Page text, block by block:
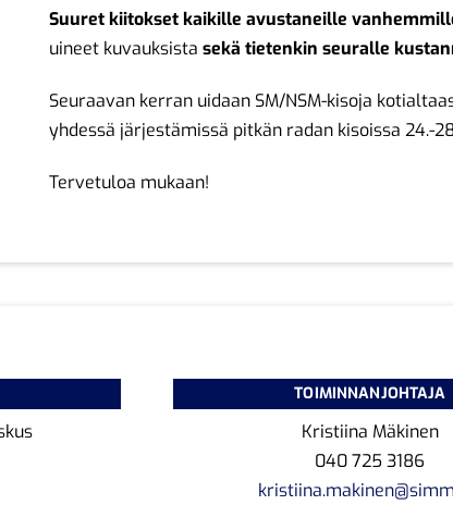
Suuret kiitokset kaikille avustaneille
uineet kuvauksistasekä tietenkin seuralle
Seuraavan kerran uidaan SM/NSM-kisoja
yhdessä järjestämissä pitkän radan kisoissa 24.-
Tervetuloa mukaan!
TOIMINNANJOHTAJA
Kristiina Mäkinen
040 725 3186